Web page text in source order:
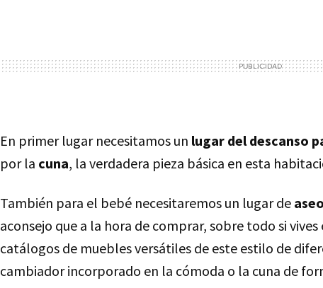
En primer lugar necesitamos un lugar del descanso
por la cuna, la verdadera pieza básica en esta
También para el bebé necesitaremos un lugar de
aconsejo que a la hora de comprar, sobre todo si
catálogos de muebles versátiles de este estilo de
cambiador incorporado en la cómoda o la cuna de